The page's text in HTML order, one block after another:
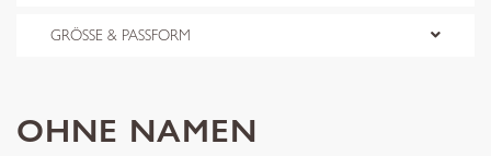
GRÖSSE & PASSFORM
OHNE NAMEN